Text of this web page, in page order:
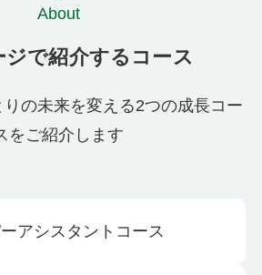
About
ジで紹介するコース
りの未来を変える2つの成長コー
をご紹介します
アシスタントコース